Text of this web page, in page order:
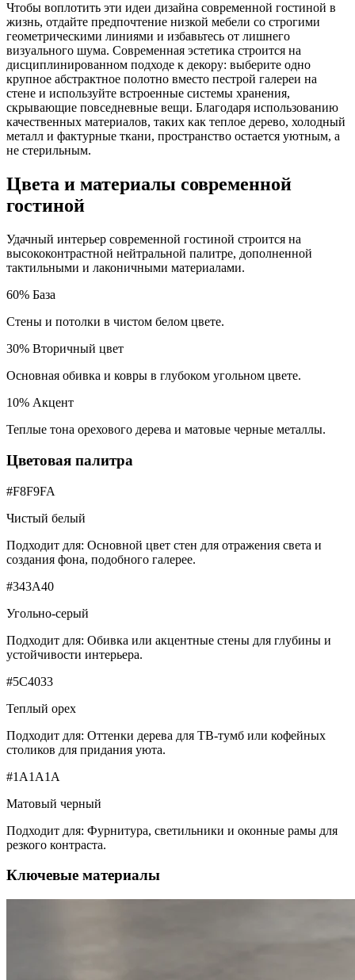
Чтобы воплотить эти идеи дизайна современной гостиной в
жизнь, отдайте предпочтение низкой мебели со строгими
геометрическими линиями и избавьтесь от лишнего
визуального шума. Современная эстетика строится на
дисциплинированном подходе к декору: выберите одно
крупное абстрактное полотно вместо пестрой галереи на
стене и используйте встроенные системы хранения,
скрывающие повседневные вещи. Благодаря использованию
качественных материалов, таких как теплое дерево, холодный
металл и фактурные ткани, пространство остается уютным, а
не стерильным.
Цвета и материалы современной
гостиной
Удачный интерьер современной гостиной строится на
высококонтрастной нейтральной палитре, дополненной
тактильными и лаконичными материалами.
60% База
Стены и потолки в чистом белом цвете.
30% Вторичный цвет
Основная обивка и ковры в глубоком угольном цвете.
10% Акцент
Теплые тона орехового дерева и матовые черные металлы.
Цветовая палитра
#F8F9FA
Чистый белый
Подходит для: Основной цвет стен для отражения света и
создания фона, подобного галерее.
#343A40
Угольно-серый
Подходит для: Обивка или акцентные стены для глубины и
устойчивости интерьера.
#5C4033
Теплый орех
Подходит для: Оттенки дерева для ТВ-тумб или кофейных
столиков для придания уюта.
#1A1A1A
Матовый черный
Подходит для: Фурнитура, светильники и оконные рамы для
резкого контраста.
Ключевые материалы